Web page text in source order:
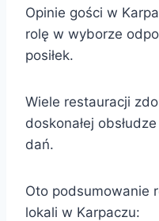
Opinie gości w
rolę w wyborze
posiłek.
Wiele restauracji
doskonałej
dań.
Oto podsumowanie
lokali w Karpaczu: